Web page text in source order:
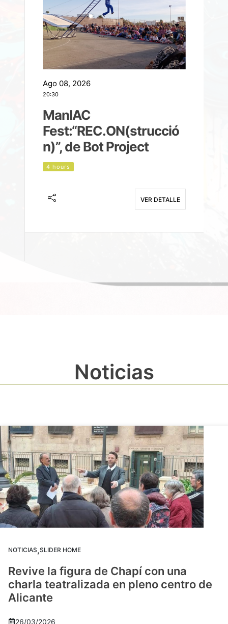
Ago 08, 2026
20:30
ManIAC
Fest:“REC.ON(strucció
n)”, de Bot Project
4 hours
VER DETALLE
Noticias
NOTICIAS,SLIDER HOME
Revive la figura de Chapí con una
charla teatralizada en pleno centro de
Alicante
26/03/2026